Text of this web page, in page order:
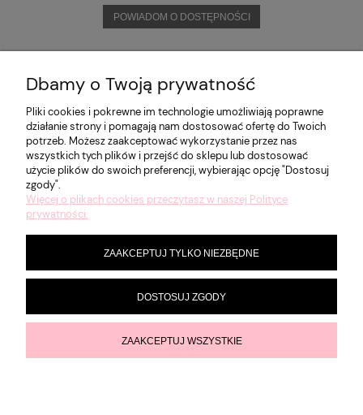
POWIADOM O DOSTĘPNOŚCI
MOJE KONTO
PŁATNOŚCI I DOSTAWA
INFORMACJE
O NAS
Dbamy o Twoją prywatność
Pliki cookies i pokrewne im technologie umożliwiają poprawne
działanie strony i pomagają nam dostosować ofertę do Twoich
potrzeb. Możesz zaakceptować wykorzystanie przez nas
wszystkich tych plików i przejść do sklepu lub dostosować
użycie plików do swoich preferencji, wybierając opcję "Dostosuj
zgody".
Więcej o plikach cookies przeczytasz w naszej Polityce
prywatności.
ZAAKCEPTUJ TYLKO NIEZBĘDNE
DOSTOSUJ ZGODY
ZAAKCEPTUJ WSZYSTKIE